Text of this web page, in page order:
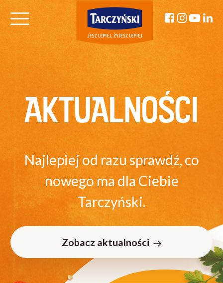
AKTUALNOŚCI
Najlepiej od razu sprawdź, co
nowego ma dla Ciebie
Tarczyński.
Zobacz aktualności